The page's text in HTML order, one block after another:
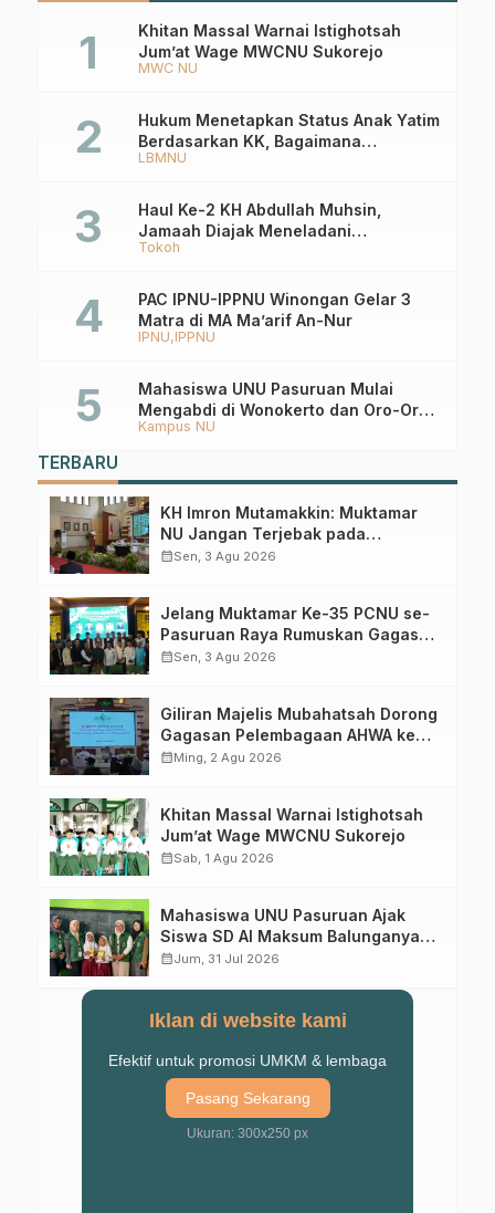
MWC NU
Khitan Massal Warnai Istighotsah
Jum’at Wage MWCNU Sukorejo
LBMNU
Hukum Menetapkan Status Anak Yatim
Berdasarkan KK, Bagaimana
Ketentuannya?
Tokoh
Haul Ke-2 KH Abdullah Muhsin,
Jamaah Diajak Meneladani
Keistiqamahan
IPNU IPPNU
PAC IPNU-IPPNU Winongan Gelar 3
Matra di MA Ma’arif An-Nur
Kampus NU
Mahasiswa UNU Pasuruan Mulai
Mengabdi di Wonokerto dan Oro-Oro
Ombo Wetan Berikut Programnya
TERBARU
KH Imron Mutamakkin: Muktamar
NU Jangan Terjebak pada
Perebutan Kursi Ketua Umum
calendar_monthSen, 3 Agu 2026
Jelang Muktamar Ke-35 PCNU se-
Pasuruan Raya Rumuskan Gagasan
Transformasi Gerakan NU Menuju
calendar_monthSen, 3 Agu 2026
Giliran Majelis Mubahatsah Dorong
Gagasan Pelembagaan AHWA ke
Forum Muktamar Mendatang
calendar_monthMing, 2 Agu 2026
Khitan Massal Warnai Istighotsah
Jum’at Wage MWCNU Sukorejo
calendar_monthSab, 1 Agu 2026
Mahasiswa UNU Pasuruan Ajak
Siswa SD Al Maksum Balunganyar
Kuasai Penjumlahan Bersusun
calendar_monthJum, 31 Jul 2026
Iklan di website kami
Efektif untuk promosi UMKM & lembaga
Pasang Sekarang
Ukuran: 300x250 px